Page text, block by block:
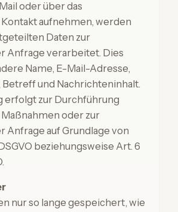
oder über das
aufnehmen, werden
Daten zur
Anfrage verarbeitet. Dies
Name, E-Mail-Adresse,
und Nachrichteninhalt.
erfolgt zur Durchführung
oder zur
Anfrage auf Grundlage von
beziehungsweise Art. 6
nur so lange gespeichert, wie